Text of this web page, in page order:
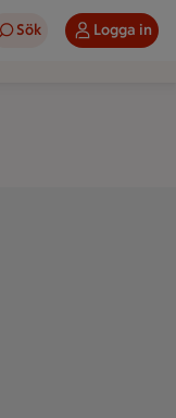
Sök Logga in